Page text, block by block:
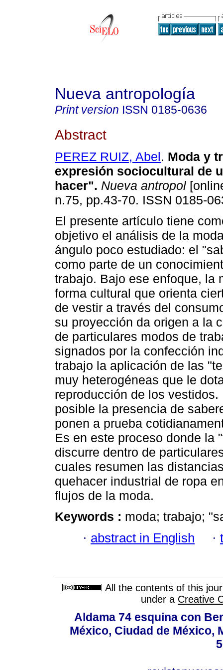
Nueva antropología
Print version ISSN 0185-0636
Abstract
PEREZ RUIZ, Abel. Moda y
expresión sociocultural de
hacer". Nueva antropol
n.75, pp.43-70. ISSN 0185-
El presente artículo tiene
objetivo el análisis de la
ángulo poco estudiado: el
como parte de un
trabajo. Bajo ese enfoque, la
forma cultural que orienta
de vestir a través del
su proyección da origen a la
de particulares modos de
signados por la confección
trabajo la aplicación de las
muy heterogéneas que le
reproducción de los
posible la presencia de
ponen a prueba
Es en este proceso donde la
discurre dentro de
cuales resumen las
quehacer industrial de ropa
flujos de la moda.
Keywords : moda; trabajo;
· abstract in English ·
All the contents of this
under a Creative
Aldama 74 esquina con
México, Ciudad de México,